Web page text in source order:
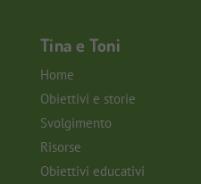
Tina e Toni
Home
Obiettivi e storie
Svolgimento
Risorse
Obiettivi educativi